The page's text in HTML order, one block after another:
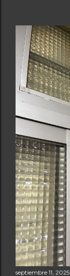
septiembre 11, 2025